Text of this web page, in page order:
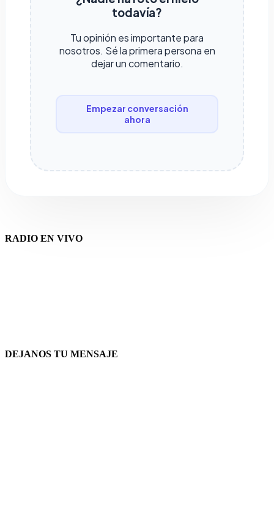
todavía?
Tu opinión es importante para
nosotros. Sé la primera persona en
dejar un comentario.
Empezar conversación
ahora
RADIO EN VIVO
DEJANOS TU MENSAJE